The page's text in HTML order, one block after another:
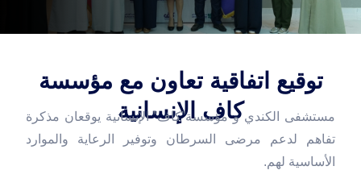
توقيع اتفاقية تعاون مع مؤسسة
كاف الإنسانية
مستشفى الكندي و مؤسسة”كاف” الإنسانية يوقعان مذكرة
تفاهم لدعم مرضى السرطان وتوفير الرعاية والموارد
الأساسية لهم.